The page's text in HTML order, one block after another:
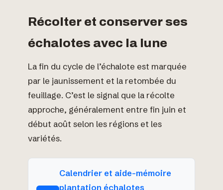
Récolter et conserver ses
échalotes avec la lune
La fin du cycle de l’échalote est marquée
par le jaunissement et la retombée du
feuillage. C’est le signal que la récolte
approche, généralement entre fin juin et
début août selon les régions et les
variétés.
Calendrier et aide-mémoire
plantation échalotes